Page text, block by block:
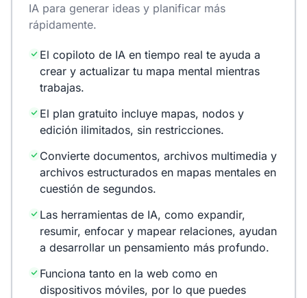
IA para generar ideas y planificar más
rápidamente.
El copiloto de IA en tiempo real te ayuda a
crear y actualizar tu mapa mental mientras
trabajas.
El plan gratuito incluye mapas, nodos y
edición ilimitados, sin restricciones.
Convierte documentos, archivos multimedia y
archivos estructurados en mapas mentales en
cuestión de segundos.
Las herramientas de IA, como expandir,
resumir, enfocar y mapear relaciones, ayudan
a desarrollar un pensamiento más profundo.
Funciona tanto en la web como en
dispositivos móviles, por lo que puedes